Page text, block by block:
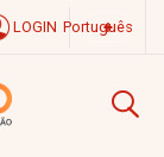
LOGIN Português